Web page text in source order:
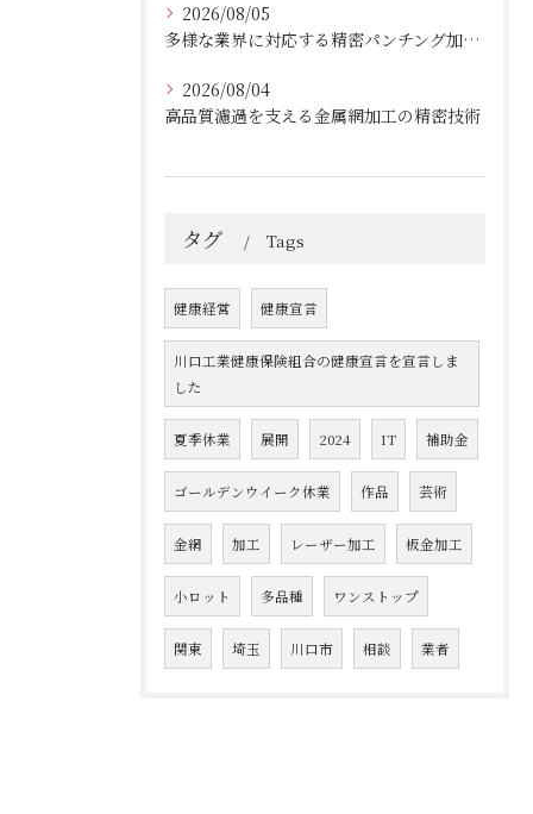
2026/08/05
多様な業界に対応する精密パンチング加工の実践技術
2026/08/04
高品質濾過を支える金属網加工の精密技術
タグ Tags
健康経営 健康宣言
川口工業健康保険組合の健康宣言を宣言しま
した
夏季休業 展開 2024 IT 補助金
ゴールデンウイーク休業 作品 芸術
金網 加工 レーザー加工 板金加工
小ロット 多品種 ワンストップ
関東 埼玉 川口市 相談 業者